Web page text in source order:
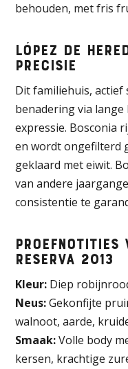
behouden, met fris
López de
precisie
Dit familiehuis, actief
benadering via
expressie. Bosconia
en wordt ongefilterd
geklaard met eiwit.
van andere
consistentie te
Proefnotities
Reserva 2013
Kleur: Diep
Neus:Gekonfijte
walnoot, aarde,
Smaak:Volle body
kersen, krachtige